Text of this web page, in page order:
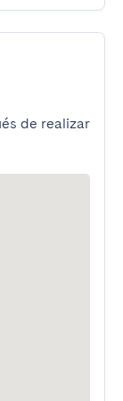
de realizar